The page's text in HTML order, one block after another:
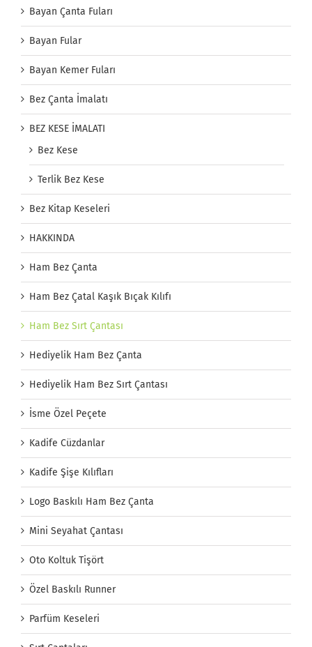
Bayan Çanta Fuları
Bayan Fular
Bayan Kemer Fuları
Bez Çanta İmalatı
BEZ KESE İMALATI
Bez Kese
Terlik Bez Kese
Bez Kitap Keseleri
HAKKINDA
Ham Bez Çanta
Ham Bez Çatal Kaşık Bıçak Kılıfı
Ham Bez Sırt Çantası
Hediyelik Ham Bez Çanta
Hediyelik Ham Bez Sırt Çantası
İsme Özel Peçete
Kadife Cüzdanlar
Kadife Şişe Kılıfları
Logo Baskılı Ham Bez Çanta
Mini Seyahat Çantası
Oto Koltuk Tişört
Özel Baskılı Runner
Parfüm Keseleri